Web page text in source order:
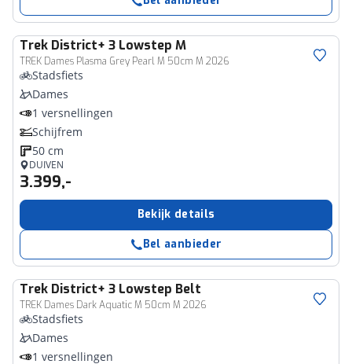
Trek District+ 3 Lowstep M
TREK Dames Plasma Grey Pearl M 50cm M 2026
Stadsfiets
Dames
1 versnellingen
Schijfrem
50 cm
DUIVEN
3.399,-
Bekijk details
Bel aanbieder
Trek District+ 3 Lowstep Belt
TREK Dames Dark Aquatic M 50cm M 2026
Stadsfiets
Dames
1 versnellingen